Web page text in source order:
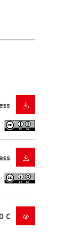
€